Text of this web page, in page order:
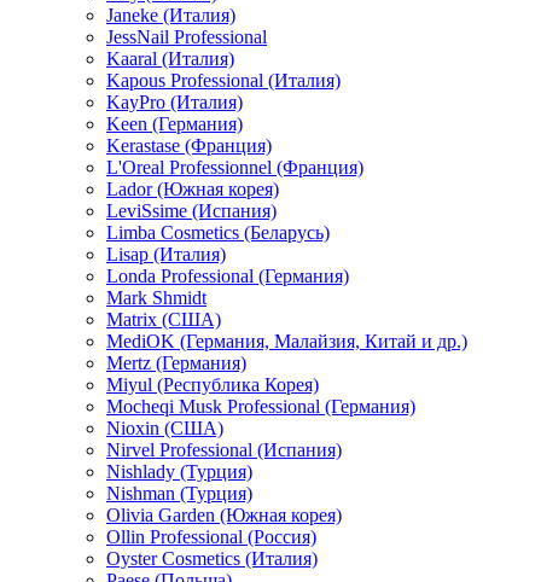
Janeke (Италия)
JessNail Professional
Kaaral (Италия)
Kapous Professional (Италия)
KayPro (Италия)
Keen (Германия)
Kerastase (Франция)
L'Oreal Professionnel (Франция)
Lador (Южная корея)
LeviSsime (Испания)
Limba Cosmetics (Беларусь)
Lisap (Италия)
Londa Professional (Германия)
Mark Shmidt
Matrix (США)
MediOK (Германия, Малайзия, Китай и др.)
Mertz (Германия)
Miyul (Республика Корея)
Mocheqi Musk Professional (Германия)
Nioxin (США)
Nirvel Professional (Испания)
Nishlady (Турция)
Nishman (Турция)
Olivia Garden (Южная корея)
Ollin Professional (Россия)
Oyster Cosmetics (Италия)